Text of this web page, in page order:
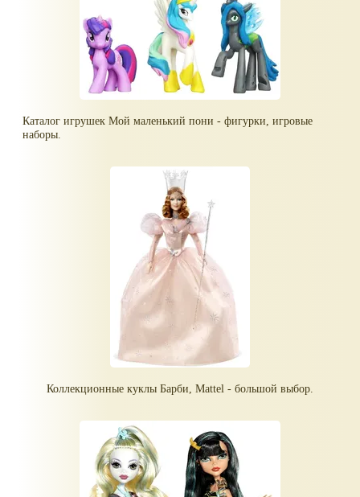
Каталог игрушек Мой маленький пони - фигурки, игровые
наборы.
Коллекционные куклы Барби, Mattel - большой выбор.